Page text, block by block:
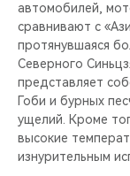
автомобилей,
сравнивают с
протянувшаяся
Северного
представляет
Гоби и бурных
ущелий. Кроме
высокие
изнурительным